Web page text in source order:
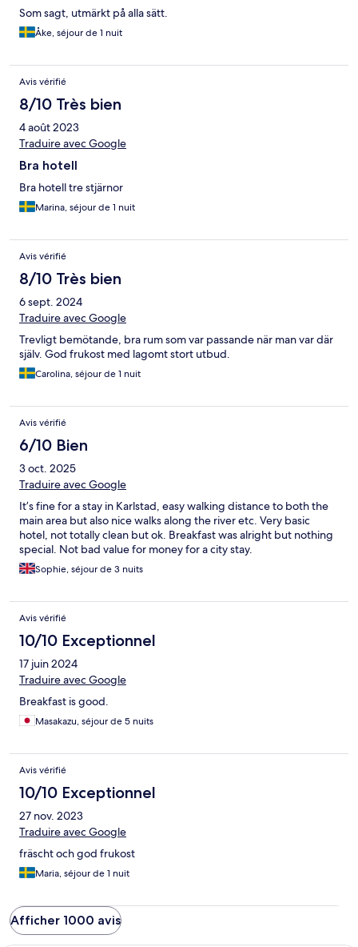
Som sagt, utmärkt på alla sätt.
Åke, séjour de 1 nuit
Avis vérifié
8/10 Très bien
4 août 2023
Traduire avec Google
Bra hotell
Bra hotell tre stjärnor
Marina, séjour de 1 nuit
Avis vérifié
8/10 Très bien
6 sept. 2024
Traduire avec Google
Trevligt bemötande, bra rum som var passande när man var där
själv. God frukost med lagomt stort utbud.
Carolina, séjour de 1 nuit
Avis vérifié
6/10 Bien
3 oct. 2025
Traduire avec Google
It’s fine for a stay in Karlstad, easy walking distance to both the
main area but also nice walks along the river etc. Very basic
hotel, not totally clean but ok. Breakfast was alright but nothing
special. Not bad value for money for a city stay.
Sophie, séjour de 3 nuits
Avis vérifié
10/10 Exceptionnel
17 juin 2024
Traduire avec Google
Breakfast is good.
Masakazu, séjour de 5 nuits
Avis vérifié
10/10 Exceptionnel
27 nov. 2023
Traduire avec Google
fräscht och god frukost
Maria, séjour de 1 nuit
Afficher 1000 avis